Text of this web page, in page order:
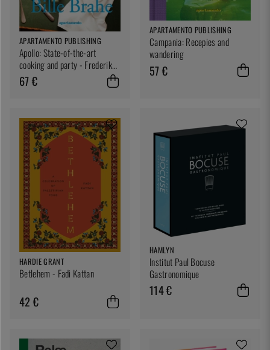
APARTAMENTO PUBLISHING
Apollo: State-of-the-art
cooking and party - Frederik
Bille Brahe
67 €
APARTAMENTO PUBLISHING
Campania: Recepies and
wandering
57 €
HARDIE GRANT
Betlehem - Fadi Kattan
42 €
HAMLYN
Institut Paul Bocuse
Gastronomique
114 €